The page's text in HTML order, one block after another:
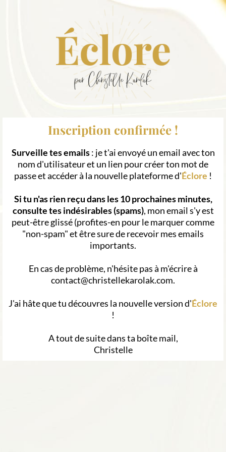
Inscription confirmée !
Surveille tes emails: je t'ai envoyé un email avec ton
nom d'utilisateur et un lien pour créer ton mot de
passe et accéder à la nouvelle plateforme d'Éclore !
Si tu n'as rien reçu dans les 10 prochaines minutes,
consulte tes indésirables (spams), mon email s'y est
peut-être glissé (profites-en pour le marquer comme
"non-spam" et être sure de recevoir mes emails
importants.
En cas de problème, n'hésite pas à m'écrire à
contact@christellekarolak.com.
J'ai hâte que tu découvres la nouvelle version d'Éclore
!
A tout de suite dans ta boîte mail,
Christelle